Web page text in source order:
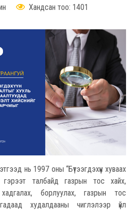
Хандсан тоо: 1401
нь 1997 оны “Бүтээгдэхүүн хуваах
гэрээт талбайд газрын тос хайх,
борлуулах, газрын тос
худалдааны чиглэлээр үйл